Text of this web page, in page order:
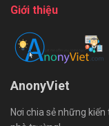
Giới thiệu
AnonyViet
Nơi chia sẻ những